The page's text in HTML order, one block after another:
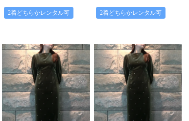
2着どちらかレンタル可 2着どちらかレンタル可